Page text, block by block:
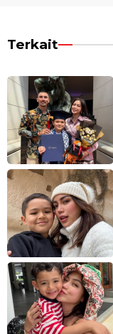
Terkait